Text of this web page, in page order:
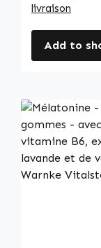
livraison
Add to